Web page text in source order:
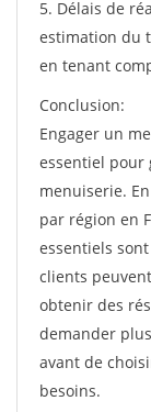
5. Délais de
estimation du
en tenant
Conclusion:
Engager un
essentiel pour
menuiserie.
par région en
essentiels
clients
obtenir des
demander
avant de
besoins.